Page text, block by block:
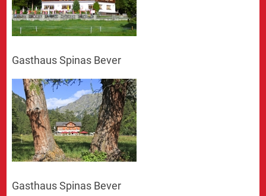
Gasthaus Spinas Bever
Gasthaus Spinas Bever